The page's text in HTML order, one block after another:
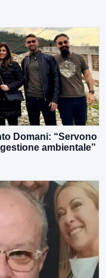
Domani: “Servono
ambientale”